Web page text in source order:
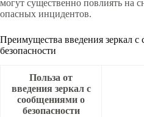
могут существенно повлиять на
опасных инцидентов.
Преимущества введения зеркал
безопасности
Польза от
введения зеркал с
сообщениями о
безопасности